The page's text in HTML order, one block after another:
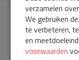
verzamelen
We gebruiken
te verbeteren,
en
voorwaarden